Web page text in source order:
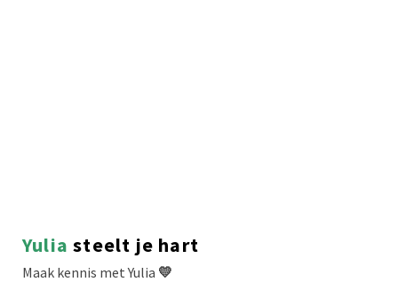
Yulia steelt je hart
Maak kennis met Yulia 💛